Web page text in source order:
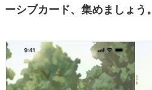
ーシブカード、集めましょう。